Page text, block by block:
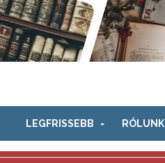
LEGFRISSEBB RÓLUNK